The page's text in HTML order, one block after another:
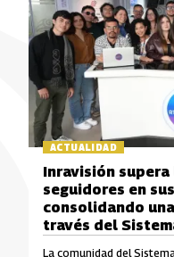
ACTUALIDAD
Inravisión
seguidores en
consolidando
través del
La comunidad del